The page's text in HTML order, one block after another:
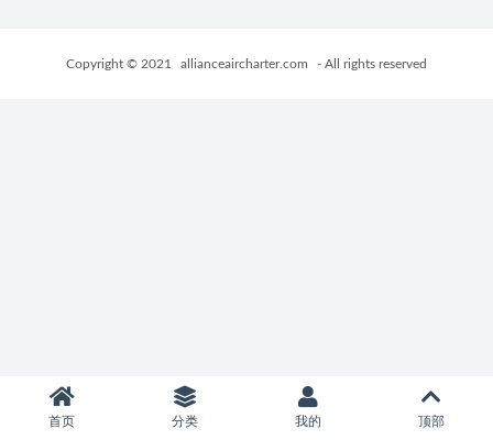
Copyright © 2021 allianceaircharter.com - All rights reserved
首页 分类 我的 顶部